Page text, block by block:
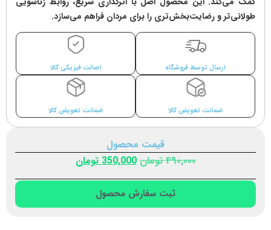
طولانی‌تر و رضایت‌بخش‌تری را برای مردان فراهم می‌سازد.
ارسال توسط فروشگاه اصالت فیزیکی کالا
ضمانت تعویض کالا ضمانت تعویض کالا
قیمت محصول
490,000 تومان 350,000 تومان
ثبت سفارش محصول